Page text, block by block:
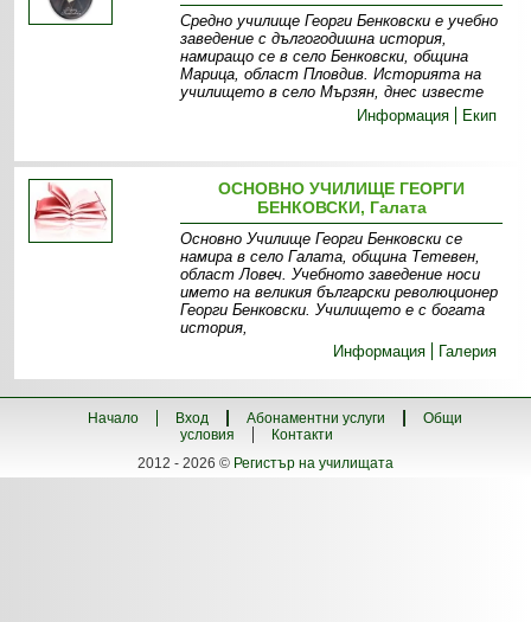
Средно училище Георги Бенковски е учебно
заведение с дългогодишна история,
намиращо се в село Бенковски, община
Марица, област Пловдив. Историята на
училището в село Мързян, днес известе
Информация
Екип
ОСНОВНО УЧИЛИЩЕ ГЕОРГИ
БЕНКОВСКИ, Галата
Основно Училище Георги Бенковски се
намира в село Галата, община Тетевен,
област Ловеч. Учебното заведение носи
името на великия български революционер
Георги Бенковски. Училището е с богата
история,
Информация
Галерия
Начало Вход Абонаментни услуги
Общи
условия
Контакти
2012 - 2026 © Регистър на училищата